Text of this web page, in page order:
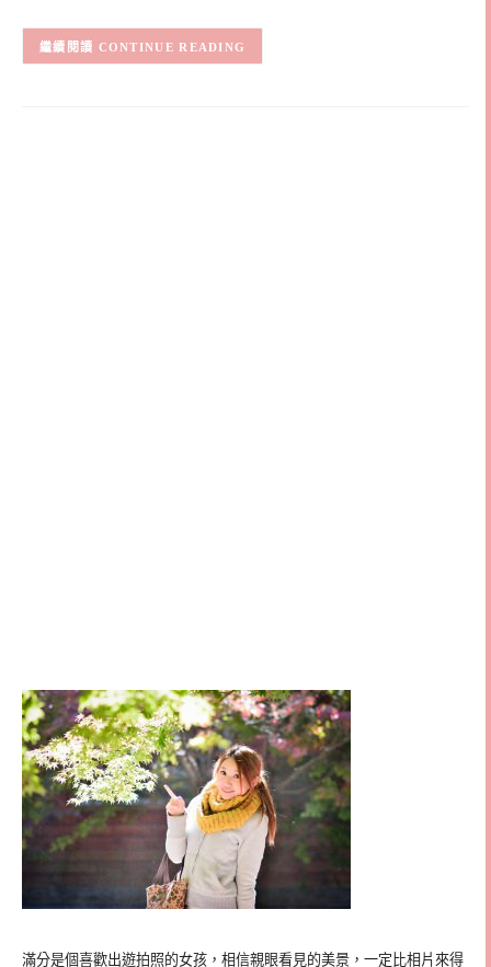
CONTINUE READING
滿分是個喜歡出遊拍照的女孩，相信親眼看見的美景，一定比相片來得